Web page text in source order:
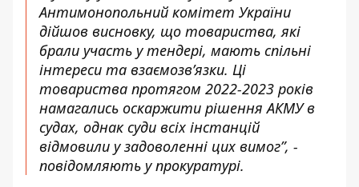
Антимонопольний комітет України
дійшов висновку, що товариства, які
брали участь у тендері, мають спільні
інтереси та взаємозв’язки. Ці
товариства протягом 2022-2023 років
намагались оскаржити рішення АКМУ в
судах, однак суди всіх інстанцій
відмовили у задоволенні цих вимог”, -
повідомляють у прокуратурі.